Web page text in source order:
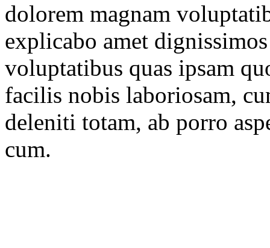
dolorem magnam
explicabo amet
voluptatibus quas ipsam
facilis nobis laboriosam,
deleniti totam, ab porro
cum.